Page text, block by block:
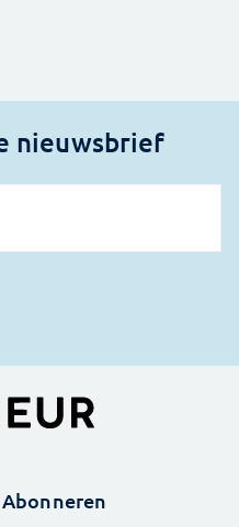
nieuwsbrief
Abonneren